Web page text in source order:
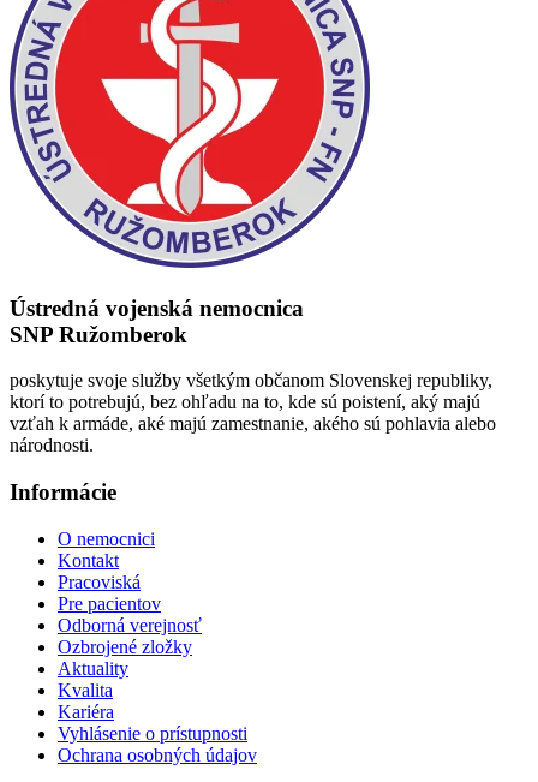
Ústredná vojenská nemocnica
SNP Ružomberok
poskytuje svoje služby všetkým občanom Slovenskej republiky,
ktorí to potrebujú, bez ohľadu na to, kde sú poistení, aký majú
vzťah k armáde, aké majú zamestnanie, akého sú pohlavia alebo
národnosti.
Informácie
O nemocnici
Kontakt
Pracoviská
Pre pacientov
Odborná verejnosť
Ozbrojené zložky
Aktuality
Kvalita
Kariéra
Vyhlásenie o prístupnosti
Ochrana osobných údajov